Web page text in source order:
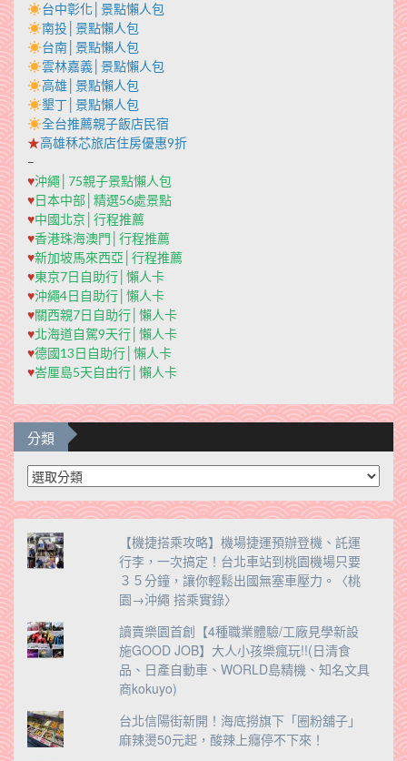
台中彰化│景點懶人包
南投│景點懶人包
台南│景點懶人包
雲林嘉義│景點懶人包
高雄│景點懶人包
墾丁│景點懶人包
全台推薦親子飯店民宿
★高雄秝芯旅店住房優惠9折
–
♥沖繩│75親子景點懶人包
♥日本中部│精選56處景點
♥中國北京│行程推薦
♥香港珠海澳門│行程推薦
♥新加坡馬來西亞│行程推薦
♥東京7日自助行│懶人卡
♥沖繩4日自助行│懶人卡
♥關西親7日自助行│懶人卡
♥北海道自駕9天行│懶人卡
♥德國13日自助行│懶人卡
♥峇厘島5天自由行│懶人卡
分類
分
類
【機捷搭乘攻略】機場捷運預辦登機、託運
行李，一次搞定！台北車站到桃園機場只要
３５分鐘，讓你輕鬆出國無塞車壓力。〈桃
園→沖繩 搭乘實錄〉
讀賣樂園首創【4種職業體驗/工廠見學新設
施GOOD JOB】大人小孩樂瘋玩!!(日清食
品、日產自動車、WORLD島精機、知名文具
商kokuyo)
台北信陽街新開！海底撈旗下「圈粉舖子」
麻辣燙50元起，酸辣上癮停不下來！